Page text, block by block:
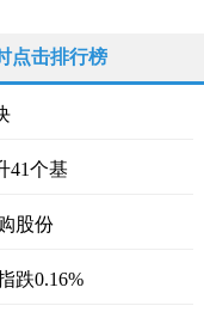
点击排行榜
41个基
股份
跌0.16%